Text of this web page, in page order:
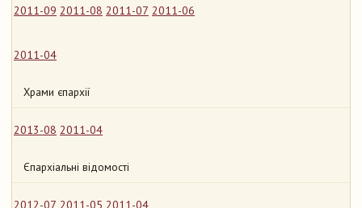
2011-09 2011-08 2011-07 2011-06
2011-04
Храми єпархії
2013-08 2011-04
Єпархіальні відомості
2012-07 2011-05 2011-04